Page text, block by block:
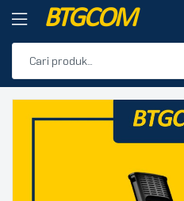
BTGCOM
PRODUK UNGGULAN
PRODUK TERBARU
🔍